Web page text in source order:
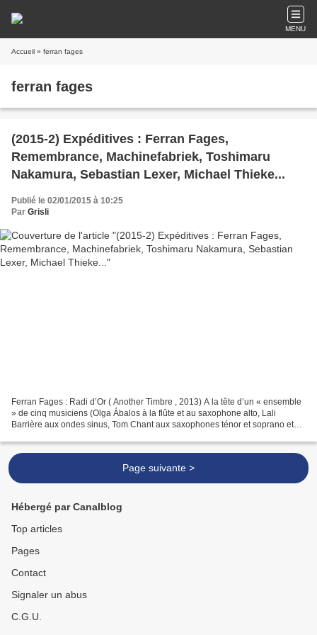
MENU
Accueil » ferran fages
ferran fages
(2015-2) Expéditives : Ferran Fages,
Remembrance, Machinefabriek, Toshimaru
Nakamura, Sebastian Lexer, Michael Thieke...
Publié le 02/01/2015 à 10:25
Par Grisli
Ferran Fages : Radi d’Or ( Another Timbre , 2013) A la tête d’un « ensemble
» de cinq musiciens (Olga Ábalos à la flûte et au saxophone alto, Lali
Barrière aux ondes sinus, Tom Chant aux saxophones ténor et soprano et
Page suivante >
Hébergé par Canalblog
Top articles
Pages
Contact
Signaler un abus
C.G.U.